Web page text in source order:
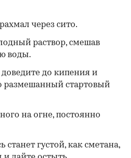
через сито.
раствор, смешав
воды.
до кипения и
размешанный стартовый
на огне, постоянно
станет густой, как сметана,